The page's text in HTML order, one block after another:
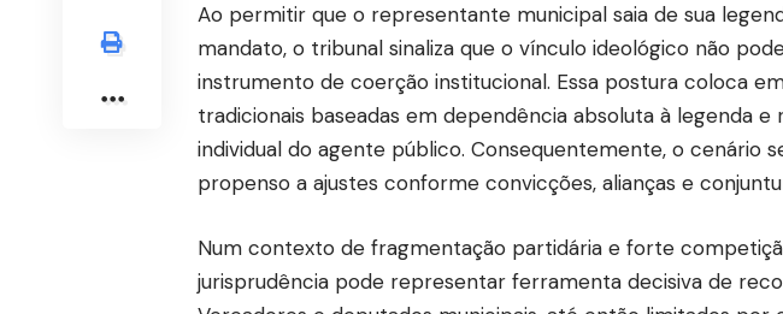
Ao permitir que o representante municipal saia de sua
mandato, o tribunal sinaliza que o vínculo ideológico não
instrumento de coerção institucional. Essa postura coloca
tradicionais baseadas em dependência absoluta à legenda e
individual do agente público. Consequentemente, o cenário
propenso a ajustes conforme convicções, alianças e
Num contexto de fragmentação partidária e forte
jurisprudência pode representar ferramenta decisiva de